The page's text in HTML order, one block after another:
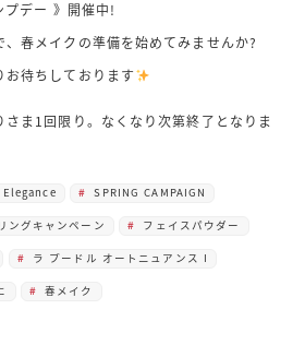
プデー 》開催中!
、春メイクの準備を始めてみませんか?
待ちしております
ま1回限り。なくなり次第終了となりま
Elegance SPRING CAMPAIGN
ングキャンペーン フェイスパウダー
ラ プードル オートニュアンス I
春メイク